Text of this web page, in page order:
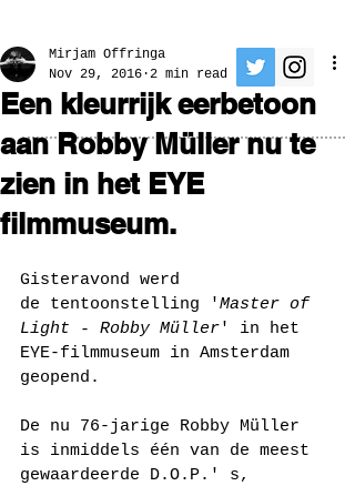
Een kleurrijk eerbetoon
aan Robby Müller nu te
zien in het EYE
filmmuseum.
Mirjam Offringa
Nov 29, 2016 2 min read
Gisteravond werd
de tentoonstelling 'Master of
Light - Robby Müller' in het
EYE-filmmuseum in Amsterdam
geopend.
De nu 76-jarige Robby Müller
is inmiddels één van de meest
gewaardeerde D.O.P.' s,